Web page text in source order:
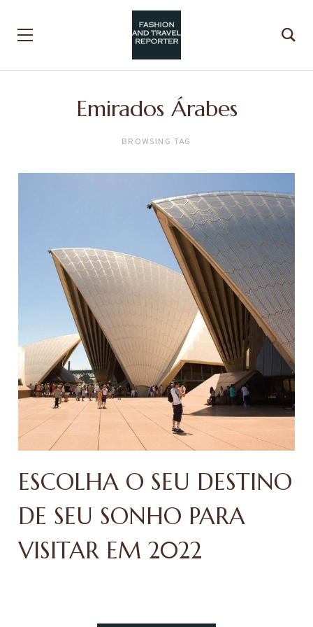
Emirados Árabes
BROWSING TAG
ESCOLHA O SEU DESTINO
DE SEU SONHO PARA
VISITAR EM 2022